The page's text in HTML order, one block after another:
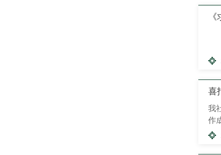
喜
我
作
普